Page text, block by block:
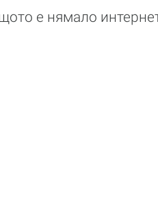
е нямало